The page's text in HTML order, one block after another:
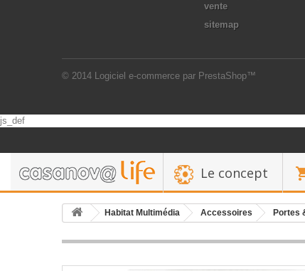
vente
sitemap
© 2014 Logiciel e-commerce par PrestaShop™
js_def
Le concept
Habitat Multimédia Accessoires Portes